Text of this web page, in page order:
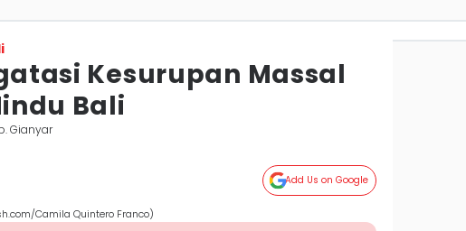
Kesurupan Massal
Bali
Gianyar
Add Us on Google
Camila Quintero Franco)